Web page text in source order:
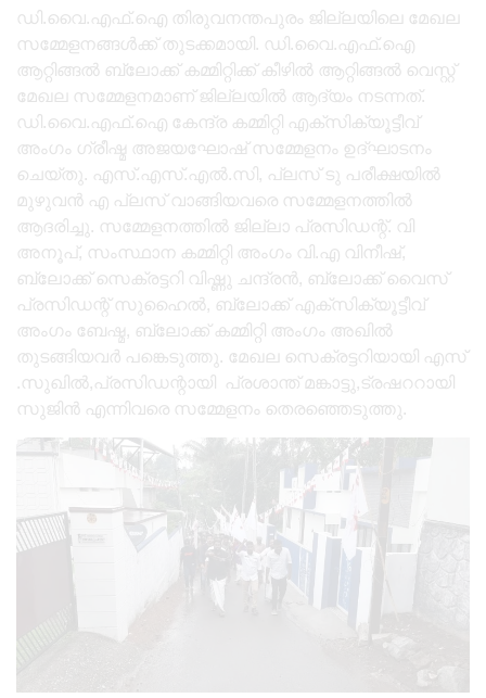
ഡി.വൈ.എഫ്.ഐ തിരുവനന്തപുരം ജില്ലയിലെ മേഖല
സമ്മേളനങ്ങൾക്ക് തുടക്കമായി. ഡി.വൈ.എഫ്.ഐ
ആറ്റിങ്ങൽ ബ്ലോക്ക് കമ്മിറ്റിക്ക് കീഴിൽ ആറ്റിങ്ങൽ വെസ്റ്റ്
മേഖല സമ്മേളനമാണ് ജില്ലയിൽ ആദ്യം നടന്നത്.
ഡി.വൈ.എഫ്.ഐ കേന്ദ്ര കമ്മിറ്റി എക്സിക്യൂട്ടീവ്
അംഗം ഗ്രീഷ്മ അജയഘോഷ് സമ്മേളനം ഉദ്ഘാടനം
ചെയ്തു. എസ്.എസ്.എൽ.സി, പ്ലസ് ടു പരീക്ഷയിൽ
മുഴുവൻ എ പ്ലസ് വാങ്ങിയവരെ സമ്മേളനത്തിൽ
ആദരിച്ചു. സമ്മേളനത്തിൽ ജില്ലാ പ്രസിഡന്റ്. വി
അനൂപ്, സംസ്ഥാന കമ്മിറ്റി അംഗം വി.എ വിനീഷ്,
ബ്ലോക്ക് സെക്രട്ടറി വിഷ്ണു ചന്ദ്രൻ, ബ്ലോക്ക്‌ വൈസ്
പ്രസിഡന്റ്‌ സുഹൈൽ, ബ്ലോക്ക്‌ എക്സിക്യൂട്ടീവ്
അംഗം ബേഷ്മ, ബ്ലോക്ക് കമ്മിറ്റി അംഗം അഖിൽ
തുടങ്ങിയവർ പങ്കെടുത്തു. മേഖല സെക്രട്ടറിയായി എസ്
.സുഖിൽ,പ്രസിഡന്റായി പ്രശാന്ത് മങ്കാട്ടു,ട്രഷററായി
സുജിൻ എന്നിവരെ സമ്മേളനം തെരഞ്ഞെടുത്തു.